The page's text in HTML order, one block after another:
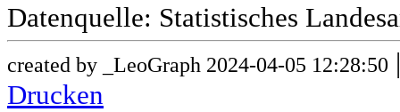
Datenquelle: Statistisches
created by _LeoGraph 2024-04-05 12:28:50
Drucken